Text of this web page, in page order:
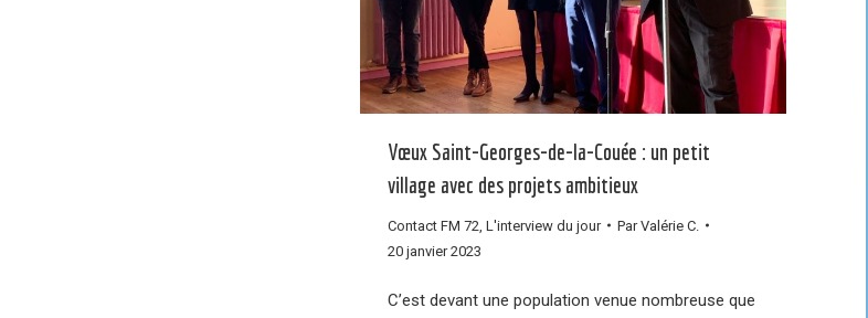
Vœux Saint-Georges-de-la-Couée : un petit
village avec des projets ambitieux
Contact FM 72 L'interview du jour ParValérie C.
20 janvier 2023
C’est devant une population venue nombreuse que